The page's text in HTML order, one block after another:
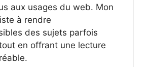
aux usages du web. Mon
à rendre
des sujets parfois
en offrant une lecture